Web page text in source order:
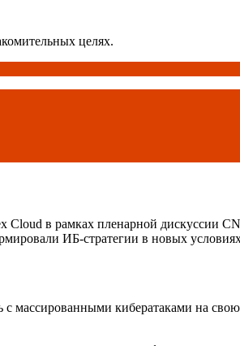
целях.
в рамках пленарной дискуссии
ИБ-стратегии в новых
массированными кибератаками на